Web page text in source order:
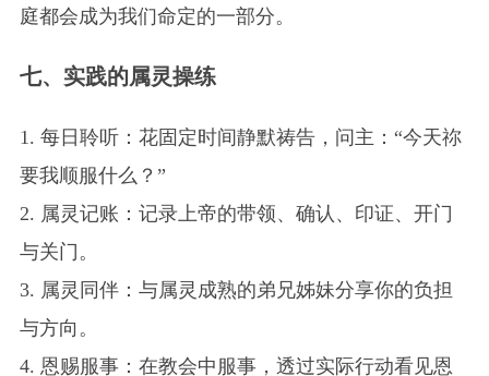
庭都会成为我们命定的一部分。
七、实践的属灵操练
1. 每日聆听：花固定时间静默祷告，问主：“今天祢
要我顺服什么？”
2. 属灵记账：记录上帝的带领、确认、印证、开门
与关门。
3. 属灵同伴：与属灵成熟的弟兄姊妹分享你的负担
与方向。
4. 恩赐服事：在教会中服事，透过实际行动看见恩